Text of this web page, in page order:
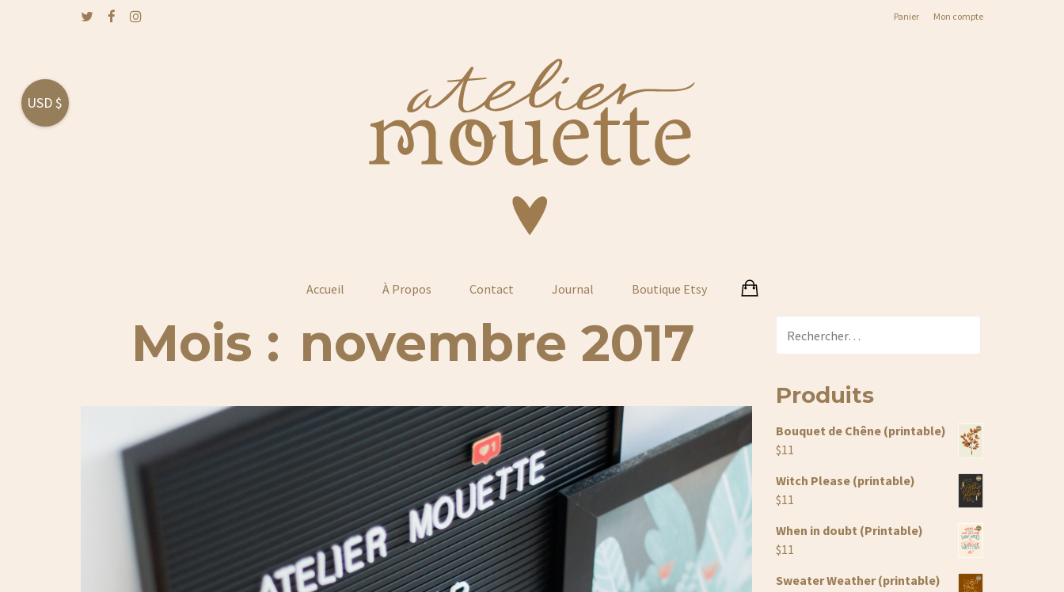
Mon compte
Panier
Accueil À Propos Contact Journal Boutique Etsy
Mois : novembre 2017
Produits
Bouquet de Chêne (printable)
$11
Witch Please (printable)
$11
When in doubt (Printable)
$11
Sweater Weather (printable)
USD $